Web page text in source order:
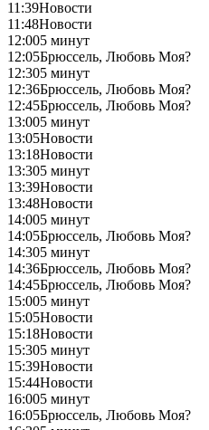
11:39Новости
11:48Новости
12:005 минут
12:05Брюссель, Любовь Моя?
12:305 минут
12:36Брюссель, Любовь Моя?
12:45Брюссель, Любовь Моя?
13:005 минут
13:05Новости
13:18Новости
13:305 минут
13:39Новости
13:48Новости
14:005 минут
14:05Брюссель, Любовь Моя?
14:305 минут
14:36Брюссель, Любовь Моя?
14:45Брюссель, Любовь Моя?
15:005 минут
15:05Новости
15:18Новости
15:305 минут
15:39Новости
15:44Новости
16:005 минут
16:05Брюссель, Любовь Моя?